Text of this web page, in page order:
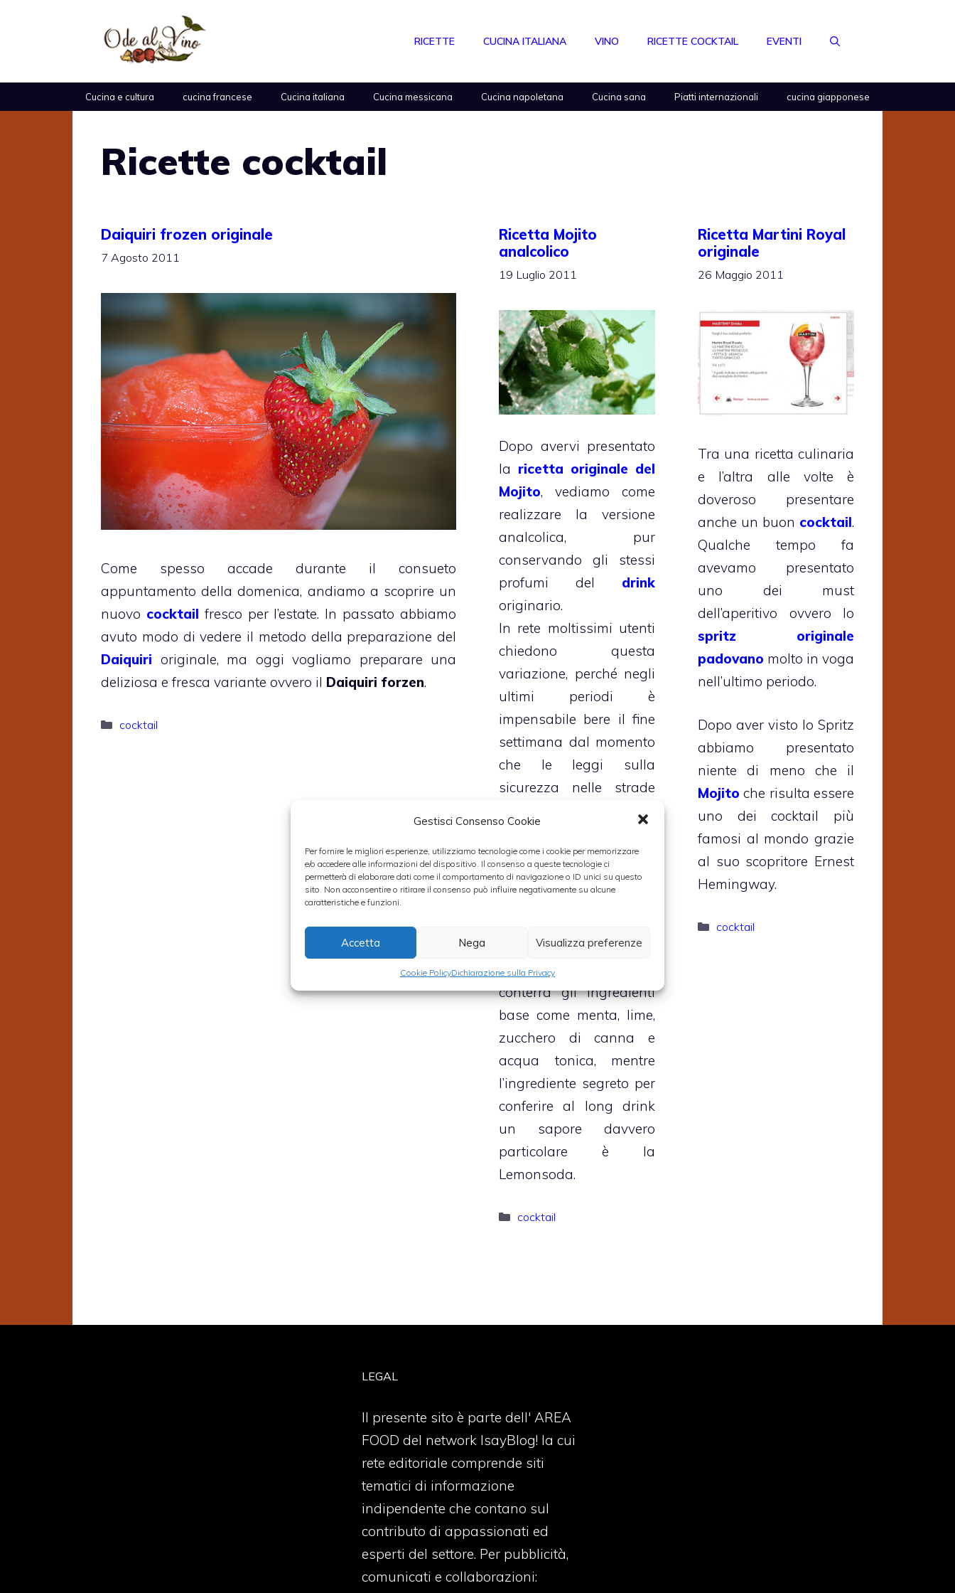
Gestisci Consenso Cookie
Per fornire le migliori esperienze, utilizziamo tecnologie come i cookie per memorizzare
e/o accedere alle informazioni del dispositivo. Il consenso a queste tecnologie ci
permetterà di elaborare dati come il comportamento di navigazione o ID unici su questo
sito. Non acconsentire o ritirare il consenso può influire negativamente su alcune
caratteristiche e funzioni.
Accetta Nega Visualizza preferenze
Cookie PolicyDichiarazione sulla Privacy
RICETTE CUCINA ITALIANA VINO RICETTE COCKTAIL EVENTI
Cucina e cultura cucina francese Cucina italiana Cucina messicana Cucina napoletana Cucina sana Piatti internazionali cucina giapponese
Ricette cocktail
Daiquiri frozen originale
7 Agosto 2011
Come spesso accade durante il consueto
appuntamento della domenica, andiamo a scoprire un
nuovo cocktail fresco per l’estate. In passato abbiamo
avuto modo di vedere il metodo della preparazione del
Daiquiri originale, ma oggi vogliamo preparare una
deliziosa e fresca variante ovvero il Daiquiri forzen.
Categorie
cocktail
Ricetta Mojito
analcolico
19 Luglio 2011
Dopo avervi presentato
la ricetta originale del
Mojito, vediamo come
realizzare la versione
analcolica, pur
conservando gli stessi
profumi del drink
originario.
In rete moltissimi utenti
chiedono questa
variazione, perché negli
ultimi periodi è
impensabile bere il fine
settimana dal momento
che le leggi sulla
sicurezza nelle strade
sono diventate ancora
un drink potrebbe farvi
perdere punti dalla
senza.
Il Mojito analcolico
conterrà gli ingredienti
base come menta, lime,
zucchero di canna e
acqua tonica, mentre
l’ingrediente segreto per
conferire al long drink
un sapore davvero
particolare è la
Lemonsoda.
Categorie
cocktail
Ricetta Martini Royal
originale
26 Maggio 2011
Tra una ricetta culinaria
e l’altra alle volte è
doveroso presentare
anche un buon cocktail.
Qualche tempo fa
avevamo presentato
uno dei must
dell’aperitivo ovvero lo
spritz originale
padovano molto in voga
nell’ultimo periodo.
Dopo aver visto lo Spritz
abbiamo presentato
niente di meno che il
Mojito che risulta essere
uno dei cocktail più
famosi al mondo grazie
al suo scopritore Ernest
Hemingway.
Categorie
cocktail
LEGAL
Il presente sito è parte dell' AREA
FOOD del network IsayBlog! la cui
rete editoriale comprende siti
tematici di informazione
indipendente che contano sul
contributo di appassionati ed
esperti del settore. Per pubblicità,
comunicati e collaborazioni: